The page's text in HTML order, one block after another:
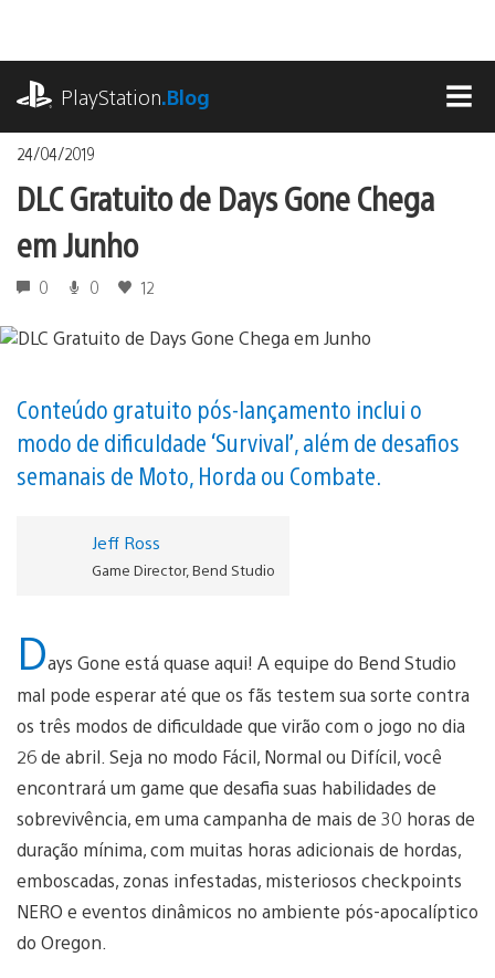
o
conteúdoPlayStation.Blog
24/04/2019
DLC Gratuito de Days Gone Chega
em Junho
0 0 12
Conteúdo gratuito pós-lançamento inclui o
modo de dificuldade ‘Survival’, além de desafios
semanais de Moto, Horda ou Combate.
Jeff Ross
Game Director, Bend Studio
Days Gone está quase aqui! A equipe do Bend Studio
mal pode esperar até que os fãs testem sua sorte contra
os três modos de dificuldade que virão com o jogo no dia
26 de abril. Seja no modo Fácil, Normal ou Difícil, você
encontrará um game que desafia suas habilidades de
sobrevivência, em uma campanha de mais de 30 horas de
duração mínima, com muitas horas adicionais de hordas,
emboscadas, zonas infestadas, misteriosos checkpoints
NERO e eventos dinâmicos no ambiente pós-apocalíptico
do Oregon.